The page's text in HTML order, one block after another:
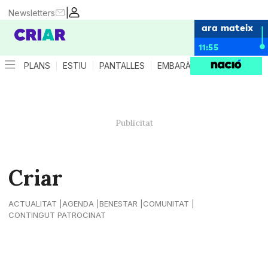
|
Newsletters
ara mateix
11:55
PLANS ESTIU PANTALLES EMBARÀS CRIANÇA
Criar
ACTUALITAT AGENDA BENESTAR
COMUNITAT
CONTINGUT PATROCINAT